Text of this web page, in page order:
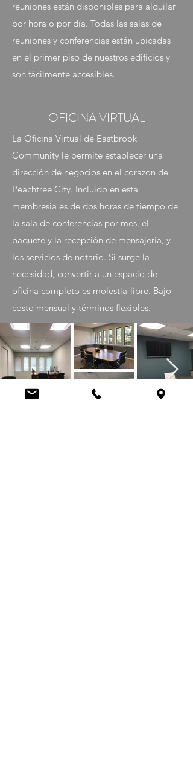
reuniones están disponibles para alquilar
por hora o por día. Todas las salas de
reuniones y conferencias están ubicadas
en el primer piso de nuestros edificios y
son fácilmente accesibles.
OFICINA VIRTUAL
La Oficina Virtual de Eastbrook
Community le permite establecer una
dirección de negocios en el corazón de
Peachtree City. Incluido en esta
membresía es de dos horas de tiempo de
la sala de conferencias por mes, el
paquete y la recepción de mensajería, y
los servicios de notario. Si surge la
necesidad, convertir a un espacio de
oficina completo es molestia-libre. Bajo
costo mensual y términos flexibles.